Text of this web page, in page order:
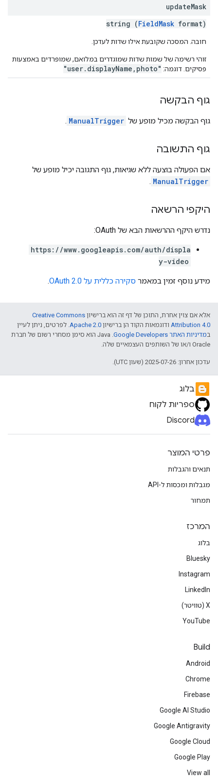
updateMask
string (FieldMask format)
חובה. המסכה שקובעת אילו שדות לעדכן.
זוהי רשימה של שמות שדות שמוגדרים במלואם, שמופרדים באמצעות
פסיקים. דוגמה: "user.displayName,photo"
גוף הבקשה
גוף הבקשה מכיל מופע של ManualTrigger
.
גוף התשובה
אם הפעולה בוצעה ללא שגיאות, גוף התגובה יכיל מופע של
ManualTrigger
.
היקפי הרשאה
נדרש היקף ההרשאות הבא של OAuth:
https://www.googleapis.com/auth/displa
y-video
מידע נוסף זמין במאמר סקירה כללית על OAuth 2.0 .
אלא אם צוין אחרת, התוכן של דף זה הוא ברישיון Creative Commons
Attribution 4.0 ודוגמאות הקוד הן ברישיון Apache 2.0. לפרטים, ניתן לעיין
במדיניות האתר Google Developers‏
.‏ Java הוא סימן מסחרי רשום של חברת
Oracle ו/או של השותפים העצמאיים שלה.
עדכון אחרון: 2025-07-26 (שעון UTC).
בלוג
ספריות לקוח
Discord
פרטי המוצר
תנאים והגבלות
מגבלות ומכסות ל-API
תמחור
המרכז
בלוג
Bluesky
Instagram
LinkedIn
‫X (טוויטר)
YouTube
Build
Android
Chrome
Firebase
Google AI Studio
Google Antigravity
Google Cloud
Google Play
View all